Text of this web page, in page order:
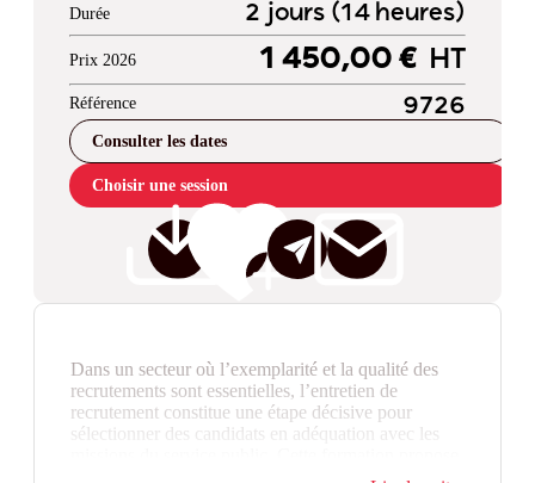
Durée 2 jours (14 heures)
Prix 2026 1 450,00 € HT
Référence 9726
Consulter les dates
Choisir une session
Dans un secteur où l’exemplarité et la qualité des
recrutements sont essentielles, l’entretien de
recrutement constitue une étape décisive pour
sélectionner des candidats en adéquation avec les
de professionnaliser la conduite des entretiens en